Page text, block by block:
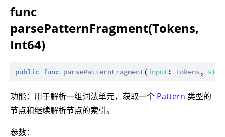
func
parsePatternFragment(Tokens,
Int64)
public func parsePatternFragment(input: Tokens,
功能：用于解析一组词法单元，获取一个 Pattern 类型的
节点和继续解析节点的索引。
参数：